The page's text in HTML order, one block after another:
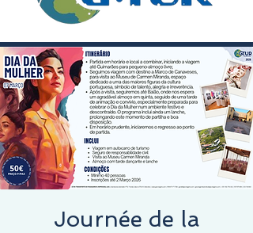
Journée de la